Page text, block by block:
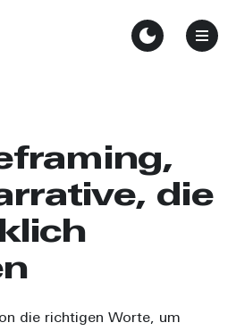
die
die richtigen Worte, um